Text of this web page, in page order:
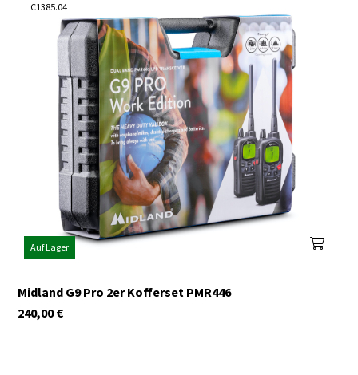
C1385.04
Auf Lager
Midland G9 Pro 2er Kofferset PMR446
€
240,00